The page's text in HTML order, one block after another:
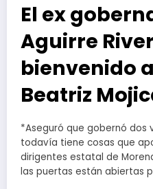
El ex
Aguirre
bienvenido
Beatriz
*Aseguró que gobernó dos
todavía tiene cosas que
dirigentes estatal de
las puertas están abiertas